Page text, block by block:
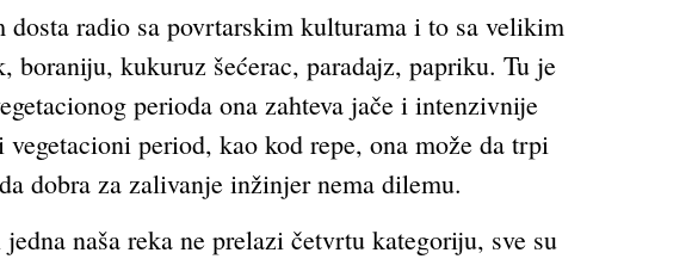
dosta radio sa povrtarskim kulturama i to sa velikim
boraniju, kukuruz šećerac, paradajz, papriku. Tu je
perioda ona zahteva jače i intenzivnije
period, kao kod repe, ona može da trpi
dobra za zalivanje inžinjer nema dilemu.
naša reka ne prelazi četvrtu kategoriju, sve su